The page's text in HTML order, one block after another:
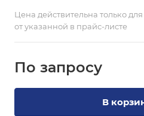
Цена действительна только
от указанной в прайс-листе
По запросу
В